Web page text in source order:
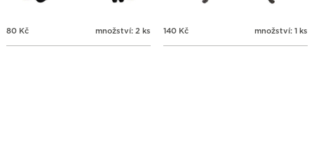
80 Kč množství: 2 ks 140 Kč množství: 1 ks